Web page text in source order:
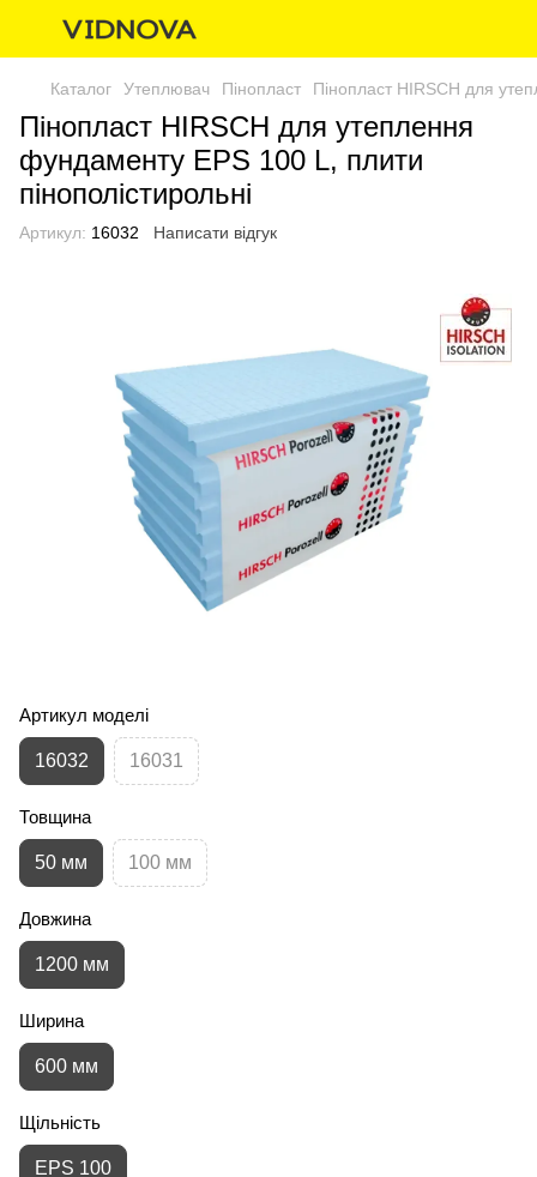
Каталог Утеплювач Пінопласт Пінопласт HIRSCH для
Пінопласт HIRSCH для утеплення
фундаменту EPS 100 L, плити
пінополістирольні
Артикул: 16032 Написати відгук
Артикул моделі
16032 16031
Товщина
50 мм 100 мм
Довжина
1200 мм
Ширина
600 мм
Щільність
EPS 100